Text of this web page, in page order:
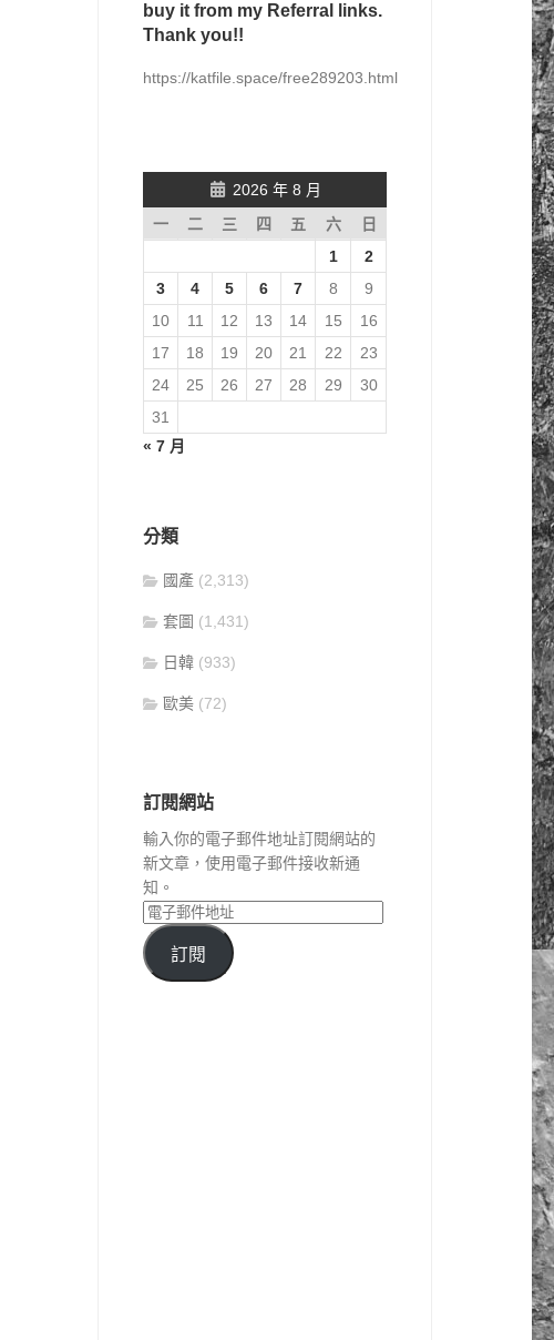
buy it from my Referral links.
Thank you!!
https://katfile.space/free289203.html
2026 年 8 月
一
二 三 四 五 六
日
1
2
3
4 5 6 7 8
9
10
11 12 13 14 15
16
17
18 19 20 21 22
23
24
25 26 27 28 29
30
31
« 7 月
分類
國產 (2,313)
套圖 (1,431)
日韓 (933)
歐美 (72)
訂閱網站
輸入你的電子郵件地址訂閱網站的
新文章，使用電子郵件接收新通
知。
訂閱